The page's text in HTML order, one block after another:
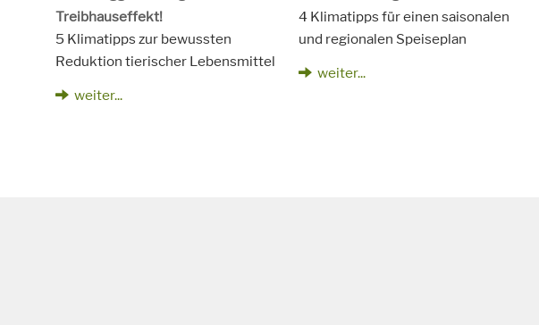
Treibhauseffekt!
5 Klimatipps zur bewussten
Reduktion tierischer Lebensmittel
weiter...
4 Klimatipps für einen saisonalen
und regionalen Speiseplan
weiter...